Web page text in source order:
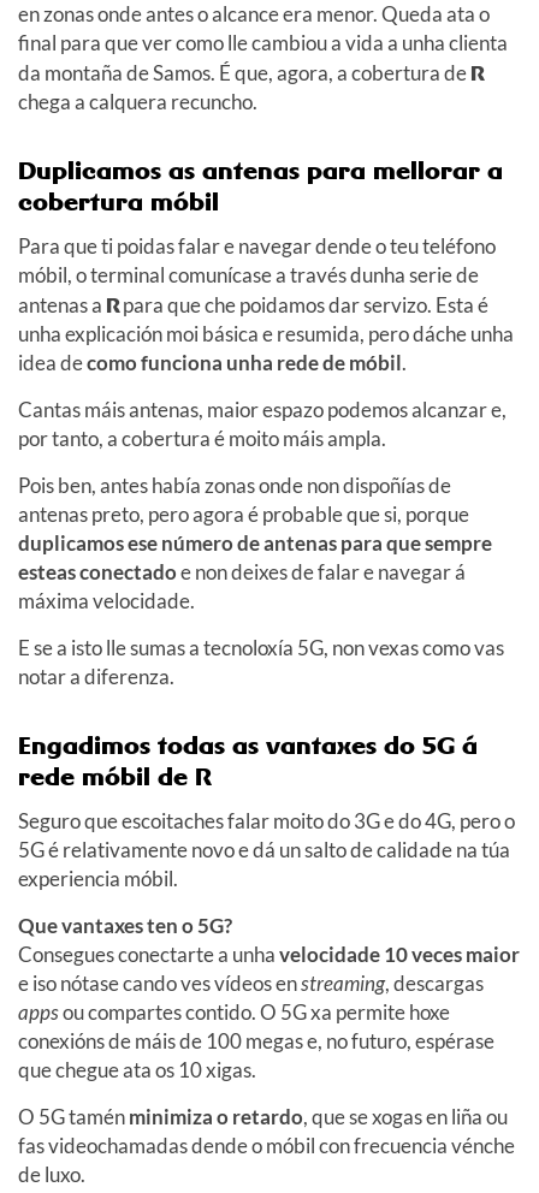
en zonas onde antes o alcance era menor. Queda ata o
final para que ver como lle cambiou a vida a unha clienta
da montaña de Samos. É que, agora, a cobertura deR
chega a calquera recuncho.
Duplicamos as antenas para mellorar a
cobertura móbil
Para que ti poidas falar e navegar dende o teu teléfono
móbil, o terminal comunícase a través dunha serie de
antenas a Rpara que che poidamos dar servizo. Esta é
unha explicación moi básica e resumida, pero dáche unha
idea decomo funciona unha rede de móbil.
Cantas máis antenas, maior espazo podemos alcanzar e,
por tanto, a cobertura é moito máis ampla.
Pois ben, antes había zonas onde non dispoñías de
antenas preto, pero agora é probable que si, porque
duplicamos ese número de antenas para que sempre
esteas conectadoe non deixes de falar e navegar á
máxima velocidade.
E se a isto lle sumas a tecnoloxía 5G, non vexas como vas
notar a diferenza.
Engadimos todas as vantaxes do 5G á
rede móbil de R
Seguro que escoitaches falar moito do 3G e do 4G, pero o
5G é relativamente novo e dá un salto de calidade na túa
experiencia móbil.
Que vantaxes ten o 5G?
Consegues conectarte a unhavelocidade 10 veces maior
e iso nótase cando ves vídeos enstreaming, descargas
appsou compartes contido. O 5G xa permite hoxe
conexións de máis de 100 megas e, no futuro, espérase
que chegue ata os 10 xigas.
O 5G taménminimiza o retardo, que se xogas en liña ou
fas videochamadas dende o móbil con frecuencia vénche
de luxo.